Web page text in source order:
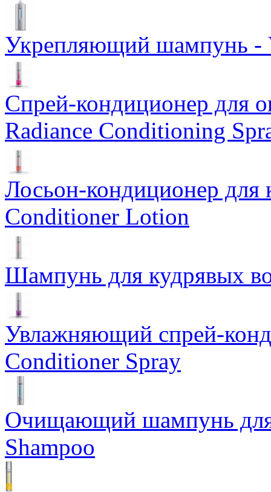
Укрепляющий шампунь -
Спрей-кондиционер для
Radiance Conditioning
Лосьон-кондиционер для
Conditioner Lotion
Шампунь для кудрявых
Увлажняющий спрей-
Conditioner Spray
Очищающий шампунь
Shampoo